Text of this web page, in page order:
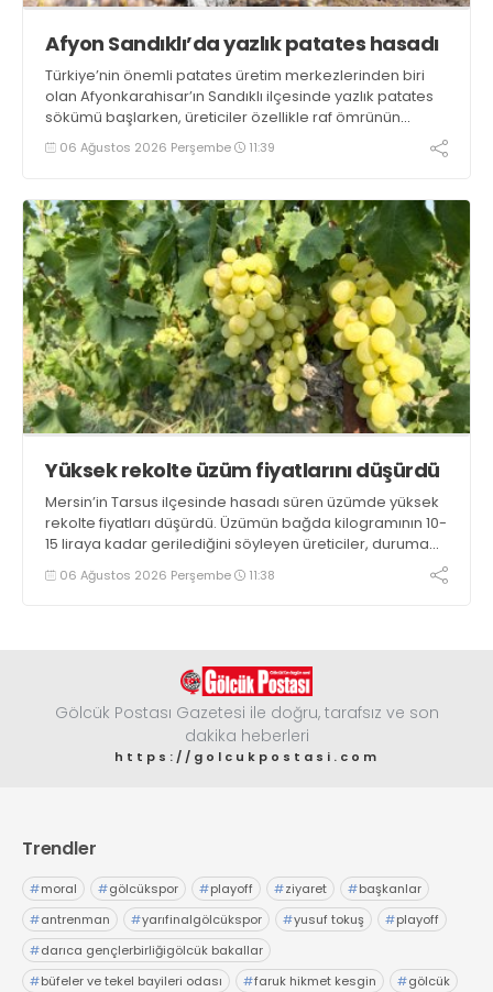
Afyon Sandıklı’da yazlık patates hasadı
Türkiye’nin önemli patates üretim merkezlerinden biri
olan Afyonkarahisar’ın Sandıklı ilçesinde yazlık patates
sökümü başlarken, üreticiler özellikle raf ömrünün
yaklaşık 2 ay olması ve rengi bakımından tüketimde
Sandıklı patatesinin daha fazla tercih edildiğini belirtti
06 Ağustos 2026 Perşembe 11:39
Yüksek rekolte üzüm fiyatlarını düşürdü
Mersin’in Tarsus ilçesinde hasadı süren üzümde yüksek
rekolte fiyatları düşürdü. Üzümün bağda kilogramının 10-
15 liraya kadar gerilediğini söyleyen üreticiler, duruma
tepki gösterdi
06 Ağustos 2026 Perşembe 11:38
Gölcük Postası Gazetesi ile doğru, tarafsız ve son
dakika heberleri
https://golcukpostasi.com
Trendler
#moral #gölcükspor #playoff #ziyaret #başkanlar
#antrenman #yarıfinalgölcükspor #yusuf tokuş #playoff
#darıca gençlerbirliğigölcük bakallar
#büfeler ve tekel bayileri odası #faruk hikmet kesgin #gölcük